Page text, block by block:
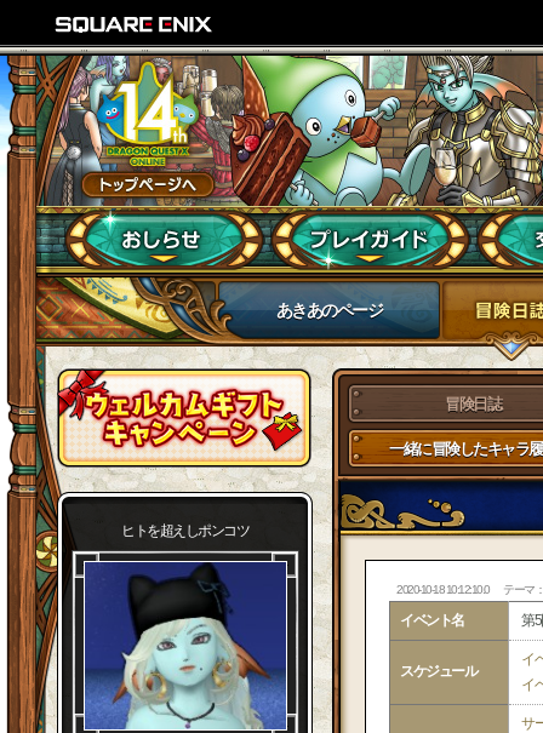
あきあのページ
ヒトを超えしポンコツ
冒険日誌
一緒に冒険したキャラ
2020-10-18 10:12:10.0 テーマ
イベント名 第
スケジュール
イ
イ
サ